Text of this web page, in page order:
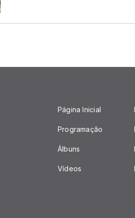
Página Inicial
Programação
Álbuns
Vídeos